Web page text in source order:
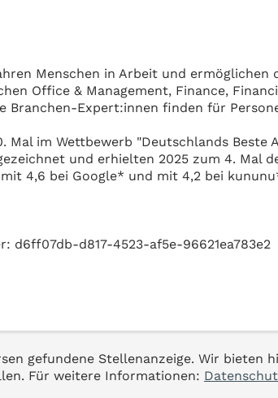
Menschen in Arbeit und ermöglichen
Office & Management, Finance,
Branchen-Expert:innen finden für
Mal im Wettbewerb "Deutschlands Beste
und erhielten 2025 zum 4. Mal
4,6 bei Google* und mit 4,2 bei
d6ff07db-d817-4523-af5e-96621ea783e2
gefundene Stellenanzeige. Wir bieten
Für weitere Informationen: